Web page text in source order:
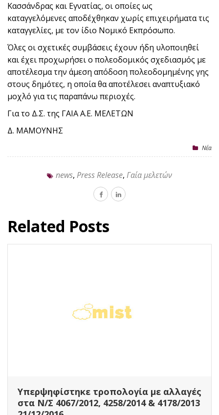
Κασσάνδρας και Εγνατίας, οι οποίες ως
καταγγελόμενες αποδέχθηκαν χωρίς επιχειρήματα τις
καταγγελίες, με τον ίδιο Νομικό Εκπρόσωπο.
Όλες οι σχετικές συμβάσεις έχουν ήδη υλοποιηθεί
και έχει προχωρήσει ο πολεοδομικός σχεδιασμός με
αποτέλεσμα την άμεση απόδοση πολεοδομημένης γης
στους δημότες, η οποία θα αποτέλεσει αναπτυξιακό
μοχλό για τις παραπάνω περιοχές.
Για το Δ.Σ. της ΓΑΙΑ Α.Ε. ΜΕΛΕΤΩΝ
Δ. ΜΑΜΟΥΝΗΣ
Nέα
news, Press Release, Γαία μελετών
Related Posts
Οι αλλαγές που φέρνει ο νέος νόμος για
τα αυθαίρετα